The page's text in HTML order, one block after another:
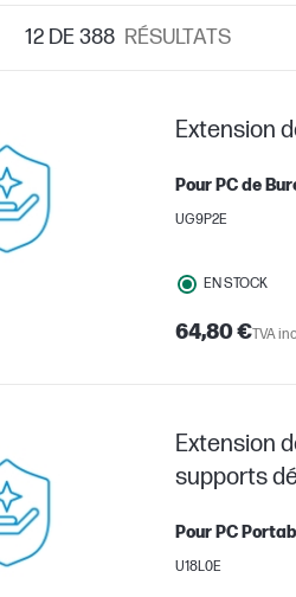
12DE 388 RÉSULTATS
Extension
Pour PC de
UG9P2E
EN STOCK
64,80 €TVA
Extension
supports
Pour PC
U18L0E